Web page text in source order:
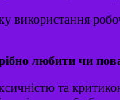
використання
любити чи
та